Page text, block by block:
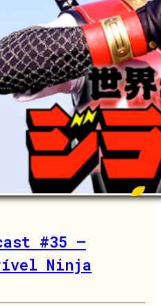
#35 –
Ninja